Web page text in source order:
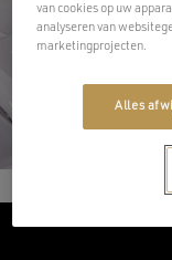
van cookies op uw
analyseren van
marketingprojecten.
Alles